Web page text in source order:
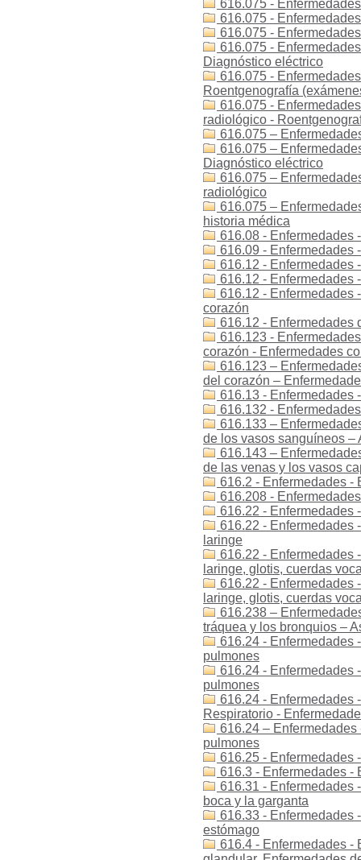
616.075 -
616.075 -
616.075 -
616.075 -
Diagnóstico eléctrico
616.075 -
Roentgenografía
616.075 -
radiológico -
616.075 –
616.075 –
Diagnóstico eléctrico
616.075 –
radiológico
616.075 –
historia médica
616.08 - Enfermedades
616.09 - Enfermedades
616.12 - Enfermedades
616.12 - Enfermedades
616.12 - Enfermedades
corazón
616.12 - Enfermedades
616.123 -
corazón - Enfermedades
616.123 –
del corazón –
616.13 - Enfermedades
616.132 -
616.133 –
de los vasos sanguíneos –
616.143 –
de las venas y los vasos
616.2 - Enfermedades -
616.208 -
616.22 - Enfermedades
616.22 - Enfermedades
laringe
616.22 - Enfermedades
laringe, glotis, cuerdas
616.22 - Enfermedades
laringe, glotis, cuerdas
616.238 –
tráquea y los bronquios –
616.24 - Enfermedades
pulmones
616.24 - Enfermedades
pulmones
616.24 - Enfermedades
Respiratorio -
616.24 –
pulmones
616.25 - Enfermedades
616.3 - Enfermedades -
616.31 - Enfermedades
boca y la garganta
616.33 - Enfermedades
estómago
616.4 - Enfermedades -